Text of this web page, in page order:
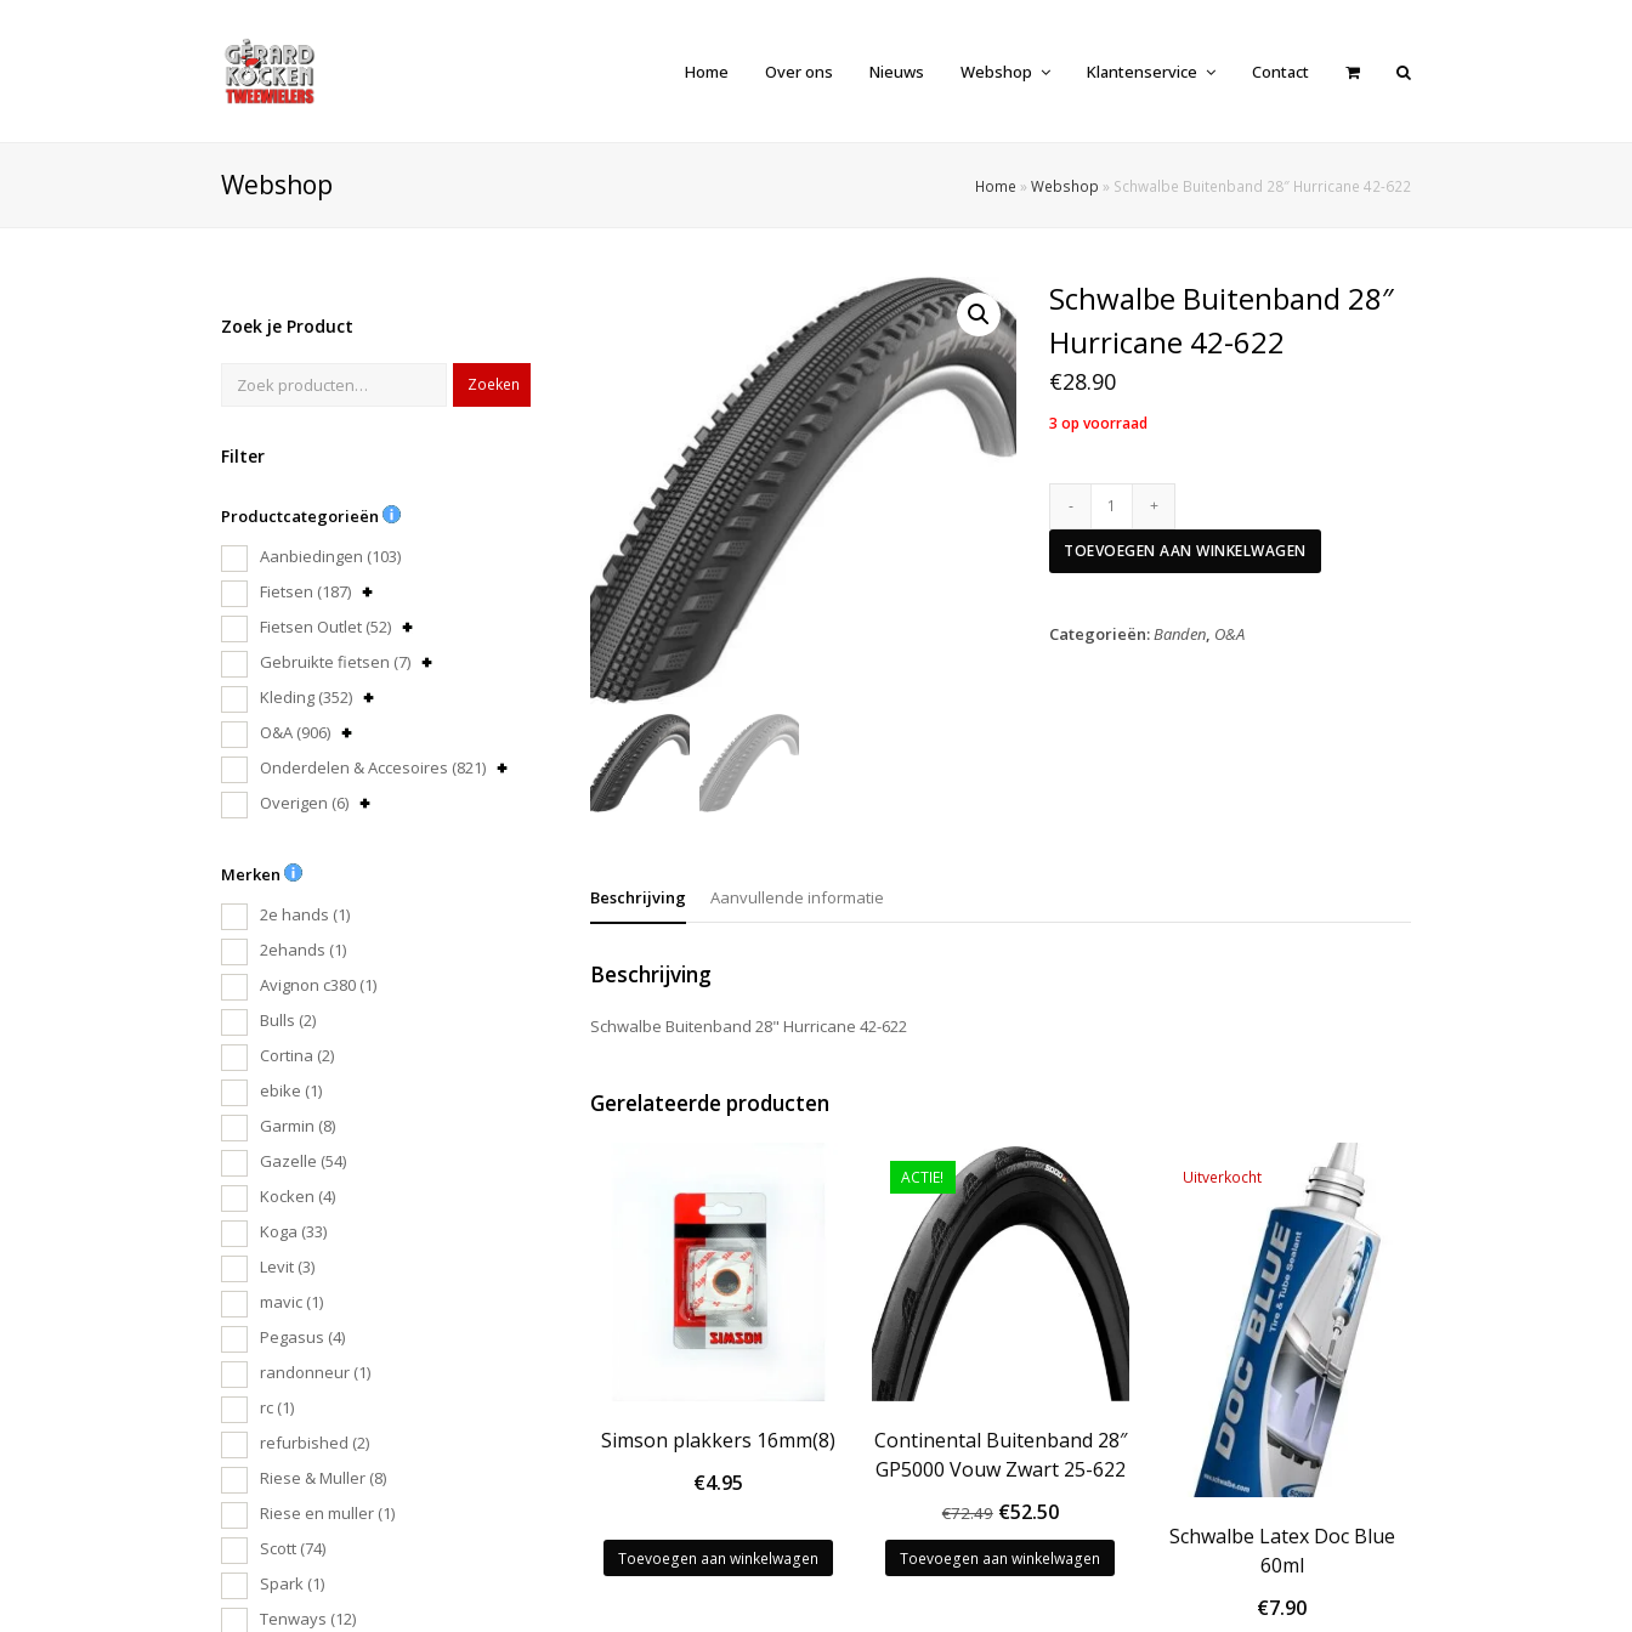
Home Over ons Nieuws Webshop Klantenservice Contact
Webshop Home » Webshop » Schwalbe Buitenband 28″ Hurricane 42-622
Zoek je Product
Zoeken
Filter
Productcategorieën
Aanbiedingen (103)
Fietsen (187)
Fietsen Outlet (52)
Gebruikte fietsen (7)
Kleding (352)
O&A (906)
Onderdelen & Accesoires (821)
Overigen (6)
Merken
2e hands (1)
2ehands (1)
Avignon c380 (1)
Bulls (2)
Cortina (2)
ebike (1)
Garmin (8)
Gazelle (54)
Kocken (4)
Koga (33)
Levit (3)
mavic (1)
Pegasus (4)
randonneur (1)
rc (1)
refurbished (2)
Riese & Muller (8)
Riese en muller (1)
Scott (74)
Spark (1)
Tenways (12)
Schwalbe Buitenband 28″
Hurricane 42-622
€28.90
3 op voorraad
Schwalbe
28"
Hurricane
622
aantal
TOEVOEGEN AAN WINKELWAGEN
Categorieën:Banden, O&A
Beschrijving Aanvullende informatie
Beschrijving
Schwalbe Buitenband 28" Hurricane 42-622
Gerelateerde producten
Simson plakkers 16mm(8)
€4.95
Toevoegen aan winkelwagen
ACTIE!
Continental Buitenband 28″
GP5000 Vouw Zwart 25-622
€72.49 Oorspronkelijke
prijs
was:
€52.50Huidige
prijs
is:
Toevoegen aan winkelwagen
Uitverkocht
Schwalbe Latex Doc Blue
60ml
€7.90